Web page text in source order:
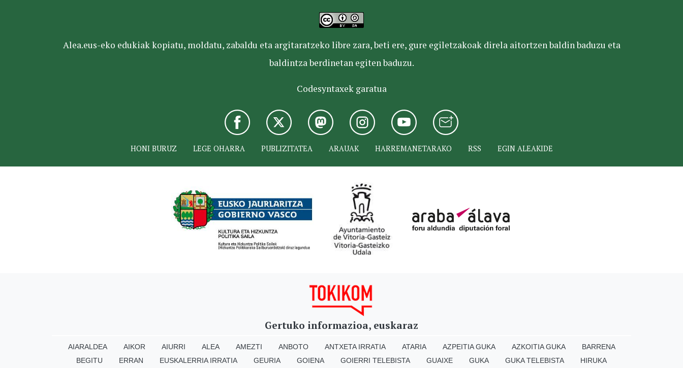
Alea.eus-eko edukiak kopiatu, moldatu, zabaldu eta argitaratzeko libre zara, beti ere, gure egiletzakoak direla aitortzen baldin baduzu eta
baldintza berdinetan egiten baduzu.
Codesyntaxek garatua
HONI BURUZ LEGE OHARRA PUBLIZITATEA ARAUAK HARREMANETARAKO RSS EGIN ALEAKIDE
Gertuko informazioa, euskaraz
AIARALDEA AIKOR AIURRI ALEA AMEZTI ANBOTO ANTXETA IRRATIA ATARIA AZPEITIA GUKA AZKOITIA GUKA
BARRENA
BEGITU
ERRAN EUSKALERRIA IRRATIA GEURIA GOIENA GOIERRI TELEBISTA GUAIXE GUKA GUKA TELEBISTA HIRUKA